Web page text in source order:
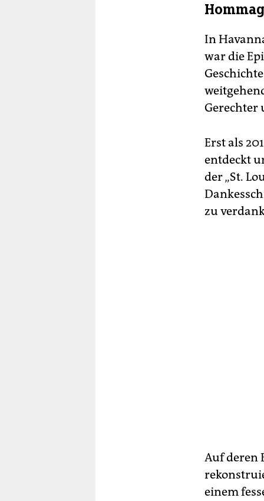
In
war die
Gerechter
Erst als
entdeckt
der „St.
zu
Auf deren
einem